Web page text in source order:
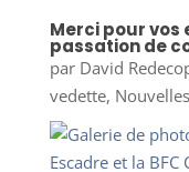
Merci pour vos
passation de
par David
vedette,